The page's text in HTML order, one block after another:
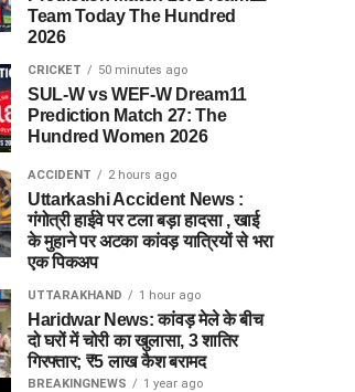
Team Today The Hundred
2026
CRICKET 50 minutes ago
SUL-W vs WEF-W Dream11
Prediction Match 27: The
Hundred Women 2026
ACCIDENT 2 hours ago
Uttarkashi Accident News :
गंगोत्री हाईवे पर टला बड़ा हादसा , खाई
के मुहाने पर अटका कांवड़ यात्रियों से भरा
एक पिकअप
UTTARAKHAND 1 hour ago
Haridwar News: कांवड़ मेले के बीच
दो घरों में चोरी का खुलासा, 3 शातिर
गिरफ्तार; ₹5 लाख कैश बरामद
BREAKINGNEWS 1 year ago